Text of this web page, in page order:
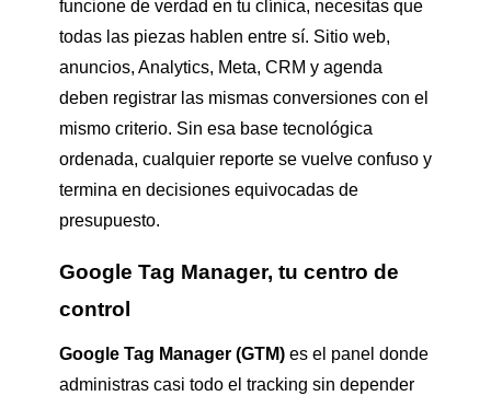
funcione de verdad en tu clínica, necesitas que
todas las piezas hablen entre sí. Sitio web,
anuncios, Analytics, Meta, CRM y agenda
deben registrar las mismas conversiones con el
mismo criterio. Sin esa base tecnológica
ordenada, cualquier reporte se vuelve confuso y
termina en decisiones equivocadas de
presupuesto.
Google Tag Manager, tu centro de
control
Google Tag Manager (GTM)es el panel donde
administras casi todo el tracking sin depender